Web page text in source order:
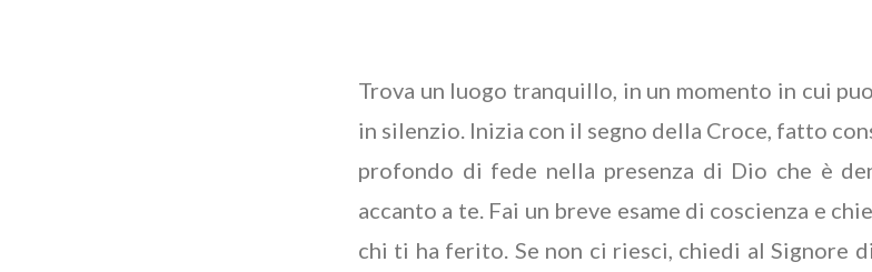
Trova un luogo tranquillo, in un momento in cui
in silenzio. Inizia con il segno della Croce, fatto
profondo di fede nella presenza di Dio che è
accanto a te. Fai un breve esame di coscienza e
chi ti ha ferito. Se non ci riesci, chiedi al Signore